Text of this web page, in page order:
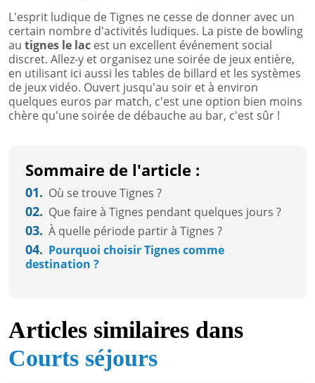
L'esprit ludique de Tignes ne cesse de donner avec un
certain nombre d'activités ludiques. La piste de bowling
au tignes le lac est un excellent événement social
discret. Allez-y et organisez une soirée de jeux entière,
en utilisant ici aussi les tables de billard et les systèmes
de jeux vidéo. Ouvert jusqu'au soir et à environ
quelques euros par match, c'est une option bien moins
chère qu'une soirée de débauche au bar, c'est sûr !
Sommaire de l'article :
01. Où se trouve Tignes ?
02. Que faire à Tignes pendant quelques jours ?
03. À quelle période partir à Tignes ?
04. Pourquoi choisir Tignes comme
destination ?
Articles similaires dans
Courts séjours